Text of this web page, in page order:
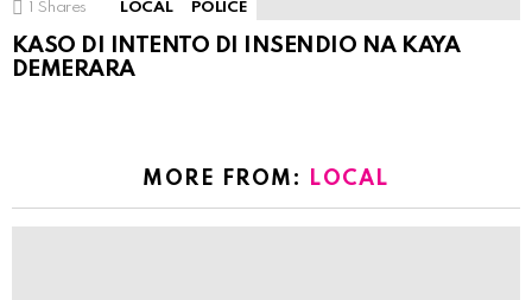
1 Shares LOCAL POLICE
KASO DI INTENTO DI INSENDIO NA KAYA
DEMERARA
MORE FROM: LOCAL